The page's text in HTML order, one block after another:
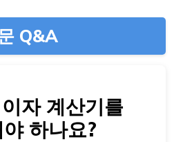
Q&A
자 계산기를
하나요?